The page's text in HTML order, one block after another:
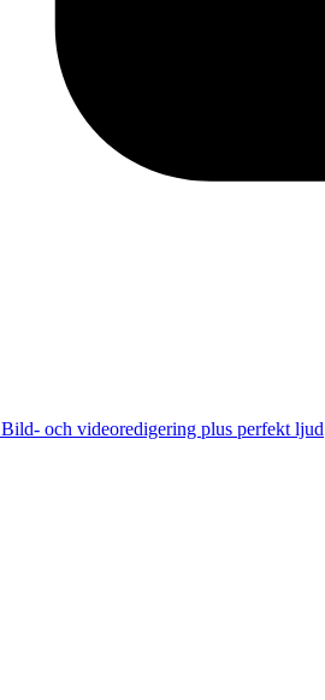
Bild- och videoredigering plus perfekt ljud